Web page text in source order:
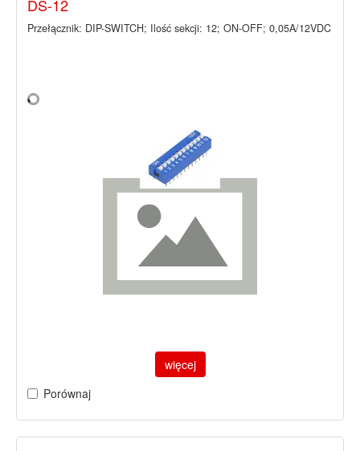
DS-12
Przełącznik: DIP-SWITCH; Ilość sekcji: 12; ON-OFF; 0,05A/12VDC
więcej
Porównaj